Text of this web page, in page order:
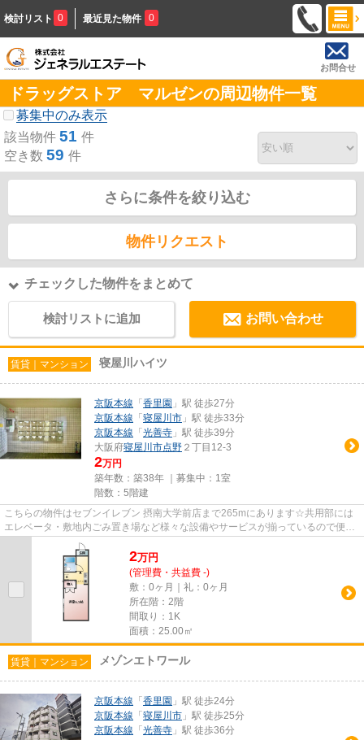
検討リスト 0 最近見た物件 0
お問合せ
ドラッグストア マルゼンの周辺物件一覧
募集中のみ表示
該当物件 51 件
空き数 59 件
さらに条件を絞り込む
物件リクエスト
チェックした物件をまとめて
検討リストに追加 お問い合わせ
賃貸｜マンション 寝屋川ハイツ
京阪本線 「 香里園 」駅 徒歩27分
京阪本線 「 寝屋川市 」駅 徒歩33分
京阪本線 「 光善寺 」駅 徒歩39分
大阪府寝屋川市点野 ２丁目12-3
2万円
築年数：築38年 ｜募集中： 1室
階数：5階建
こちらの物件はセブンイレブン 摂南大学前店まで265mにあります☆共用部には
エレベータ・敷地内ごみ置き場など様々な設備やサービスが揃っているので便利
です☆こちらの物件はマンション...
2万円
(管理費・共益費 -)
敷：0ヶ月｜礼：0ヶ月
所在階：2階
間取り：1K
面積：25.00㎡
賃貸｜マンション メゾンエトワール
京阪本線 「 香里園 」駅 徒歩24分
京阪本線 「 寝屋川市 」駅 徒歩25分
京阪本線 「 光善寺 」駅 徒歩36分